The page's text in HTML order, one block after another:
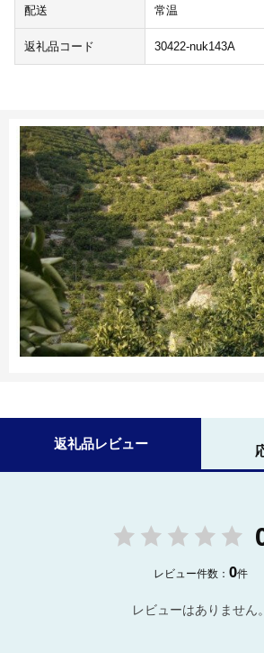
配送 常温
返礼品コード 30422-nuk143A
返礼品レビュー
レビュー件数：0件
レビューはありません。